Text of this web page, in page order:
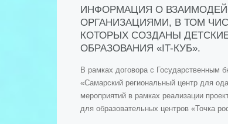
ИНФОРМАЦИЯ О
ОРГАНИЗАЦИЯМИ, В ТОМ
КОТОРЫХ СОЗДАНЫ
ОБРАЗОВАНИЯ «IT-КУБ».
В рамках договора с Государственным
«Самарский региональный центр для
мероприятий в рамках реализации
для образовательных центров «Точка